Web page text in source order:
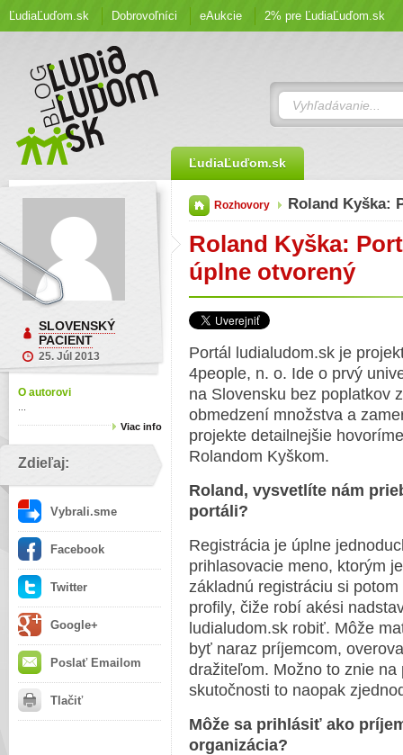
ĽudiaĽuďom.sk Dobrovoľníci eAukcie 2% pre ĽudiaĽuďom.sk
ĽudiaĽuďom.sk
SLOVENSKÝ
PACIENT
25. Júl 2013
O autorovi
Viac info
Zdieľaj:
Vybrali.sme
Facebook
Twitter
Google+
Poslať Emailom
Tlačiť
Rozhovory Roland Kyška:
Roland Kyška:
úplne otvorený
Portál ludialudom.sk je
4people, n. o. Ide o prvý
na Slovensku bez poplatkov
obmedzení množstva a
projekte detailnejšie
Rolandom Kyškom.
Roland, vysvetlíte nám
portáli?
Registrácia je úplne
prihlasovacie meno, ktorým
základnú registráciu si
profily, čiže robí akési
ludialudom.sk robiť. Môže
byť naraz príjemcom,
dražiteľom. Možno to znie
skutočnosti to naopak
Môže sa prihlásiť ako
organizácia?